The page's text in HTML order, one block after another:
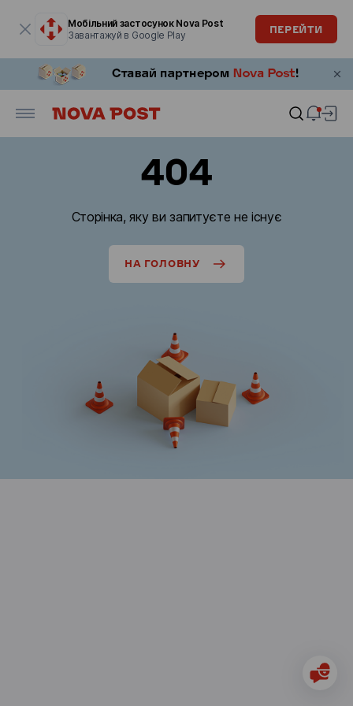
Мобільний застосунок Nova Post
Завантажуй в Google Play
ПЕРЕЙТИ
404
Сторінка, яку ви запитуєте не існує
НА ГОЛОВНУ